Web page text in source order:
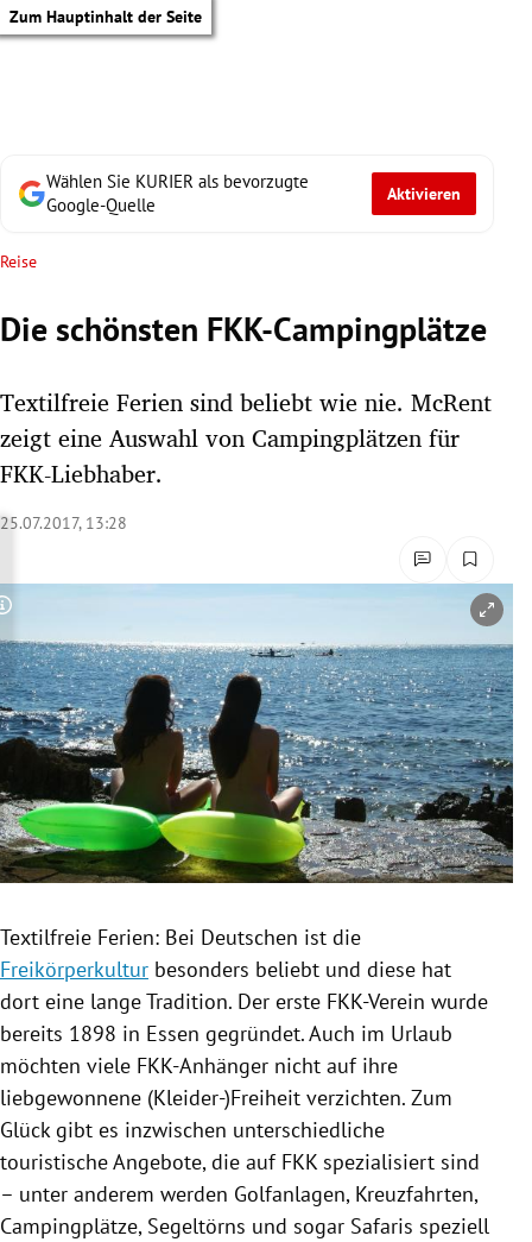
Zum Hauptinhalt der Seite
Untermenü
Untermenü
Untermenü
Untermenü
Untermenü
Untermenü
Untermenü
Wählen Sie KURIER als bevorzugte
Google-Quelle
Aktivieren
Reise
Die schönsten FKK-Campingplätze
Textilfreie Ferien sind beliebt wie nie. McRent
zeigt eine Auswahl von Campingplätzen für
FKK-Liebhaber.
25.07.2017, 13:28
Copyright-Hinweis öffnen/schließen
Textilfreie Ferien: Bei Deutschen ist die
Freikörperkultur besonders beliebt und diese hat
dort eine lange Tradition. Der erste FKK-Verein wurde
bereits 1898 in Essen gegründet. Auch im Urlaub
möchten viele FKK-Anhänger nicht auf ihre
liebgewonnene (Kleider-)Freiheit verzichten. Zum
Glück gibt es inzwischen unterschiedliche
touristische Angebote, die auf FKK spezialisiert sind
– unter anderem werden Golfanlagen, Kreuzfahrten,
Campingplätze, Segeltörns und sogar Safaris speziell